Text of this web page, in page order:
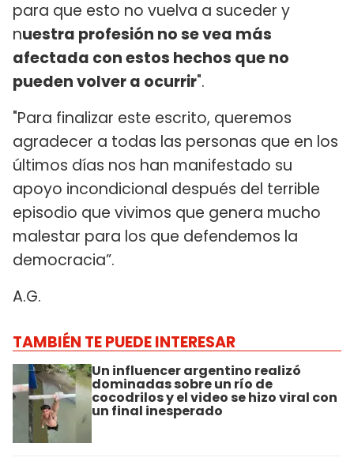
para que esto no vuelva a suceder y
nuestra profesión no se vea más
afectada con estos hechos que no
pueden volver a ocurrir".
"Para finalizar este escrito, queremos
agradecer a todas las personas que en los
últimos días nos han manifestado su
apoyo incondicional después del terrible
episodio que vivimos que genera mucho
malestar para los que defendemos la
democracia”.
A.G.
TAMBIÉN TE PUEDE INTERESAR
Un influencer argentino realizó
dominadas sobre un río de
cocodrilos y el video se hizo viral con
un final inesperado